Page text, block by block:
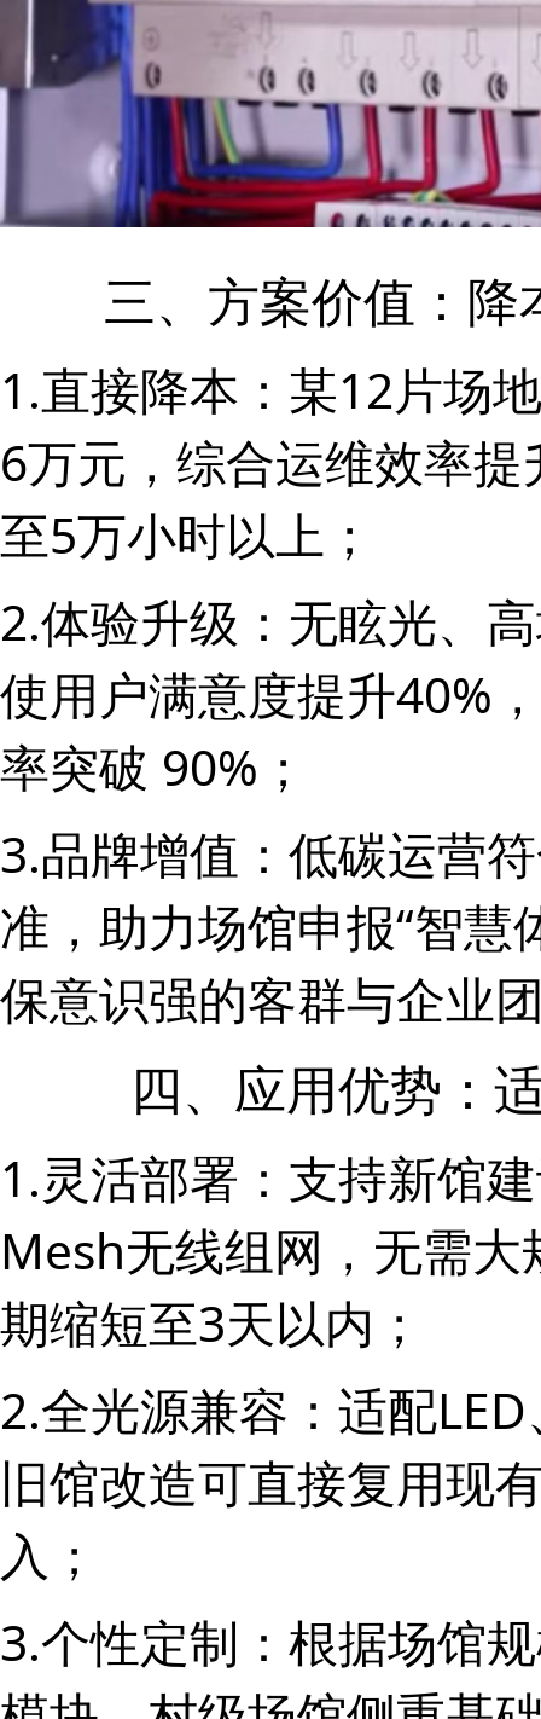
三、方案价值：
1.直接降本：某12片场
6万元，综合运维效率
至5万小时以上；
2.体验升级：无眩光、
使用户满意度提升40%
率突破 90%；
3.品牌增值：低碳运营
准，助力场馆申报“智
保意识强的客群与企业
四、应用优势：
1.灵活部署：支持新馆
Mesh无线组网，无需
期缩短至3天以内；
2.全光源兼容：适配
旧馆改造可直接复用现
入；
3.个性定制：根据场馆